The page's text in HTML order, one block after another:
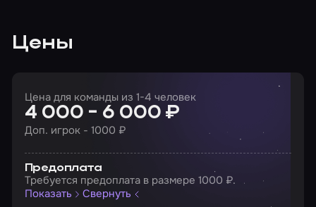
Цены
Цена для команды из 1-4 человек
4 000 - 6 000 ₽
Доп. игрок - 1000 ₽
Предоплата
Требуется предоплата в размере 1000 ₽.
Показать
Свернуть